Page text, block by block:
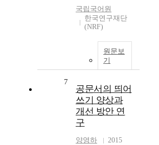
국립국어원
한국연구재단
(NRF)
원문보
기
7
공문서의 띄어
쓰기 양상과
개선 방안 연
구
양영하
2015